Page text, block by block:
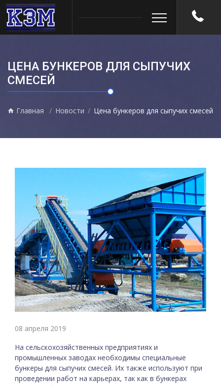
ЦЕНА БУНКЕРОВ ДЛЯ СЫПУЧИХ
СМЕСЕЙ
Главная Новости Цена бункеров для сыпучих смесей
08 апреля 2019
На сельскохозяйственных предприятиях и
промышленных заводах необходимы специальные
бункеры для сыпучих смесей. Их также используют при
проведении работ на карьерах, так как в бункерах